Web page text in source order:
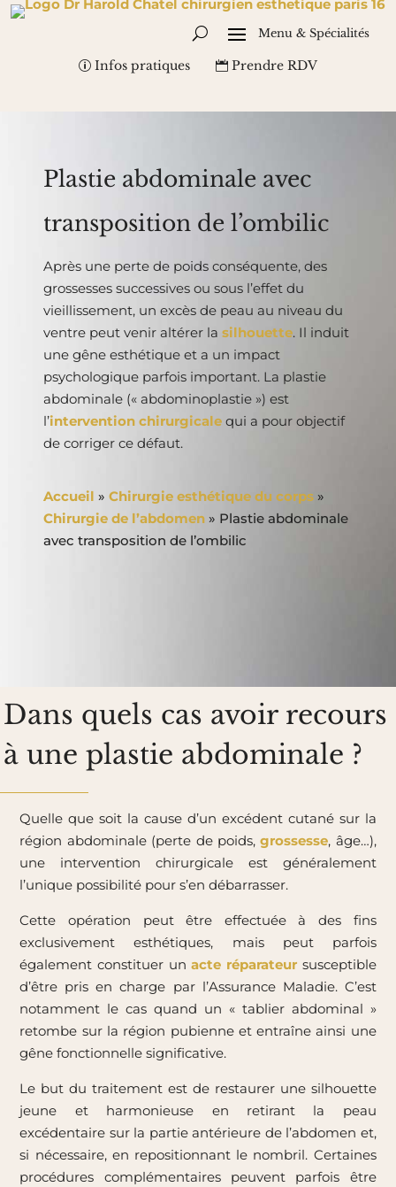
Infos pratiques Prendre RDV
Plastie abdominale avec
transposition de l’ombilic
Après une perte de poids conséquente, des
grossesses successives ou sous l’effet du
vieillissement, un excès de peau au niveau du
ventre peut venir altérer lasilhouette. Il induit
une gêne esthétique et a un impact
psychologique parfois important. La plastie
abdominale (« abdominoplastie ») est
l’intervention chirurgicale qui a pour objectif
de corriger ce défaut.
Accueil »Chirurgie esthétique du corps »
Chirurgie de l’abdomen » Plastie abdominale
avec transposition de l’ombilic
Dans quels cas avoir recours
à une plastie abdominale ?
Quelle que soit la cause d’un excédent cutané sur la
région abdominale (perte de poids,grossesse, âge…),
une intervention chirurgicale est généralement
l’unique possibilité pour s’en débarrasser.
Cette opération peut être effectuée à des fins
exclusivement esthétiques, mais peut parfois
également constituer unacte réparateursusceptible
d’être pris en charge par l’Assurance Maladie. C’est
notamment le cas quand un « tablier abdominal »
retombe sur la région pubienne et entraîne ainsi une
gêne fonctionnelle significative.
Le but du traitement est de restaurer une silhouette
jeune et harmonieuse en retirant la peau
excédentaire sur la partie antérieure de l’abdomen et,
si nécessaire, en repositionnant le nombril. Certaines
procédures complémentaires peuvent parfois être